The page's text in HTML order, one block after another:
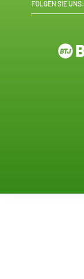
FOLGEN SIE UNS: